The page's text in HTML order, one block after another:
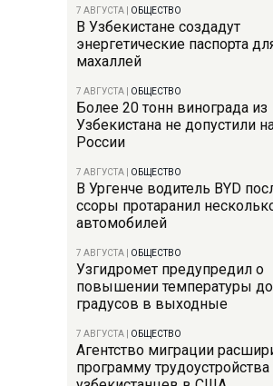
7 АВГУСТА ОБЩЕСТВО
В Узбекистане создадут
энергетические паспорта
махаллей
7 АВГУСТА ОБЩЕСТВО
Более 20 тонн винограда из
Узбекистана не допустили
России
7 АВГУСТА ОБЩЕСТВО
В Ургенче водитель BYD
ссоры протаранил
автомобилей
7 АВГУСТА ОБЩЕСТВО
Узгидромет предупредил о
повышении температуры
градусов в выходные
7 АВГУСТА ОБЩЕСТВО
Агентство миграции
программу трудоустройства